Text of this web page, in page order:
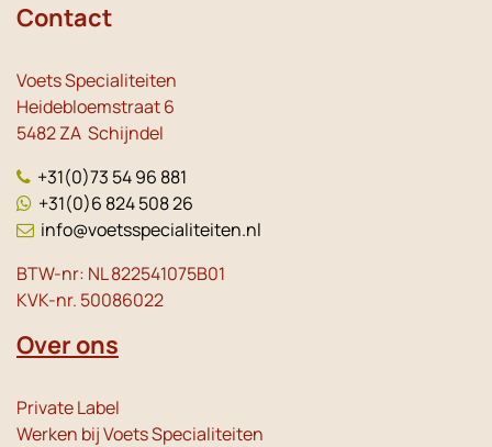
Contact
Voets Specialiteiten
Heidebloemstraat 6
5482 ZA Schijndel
+31(0)73 54 96 881
+31(0)6 824 508 26
info@voetsspecialiteiten.nl
BTW-nr: NL 822541075B01
KVK-nr. 50086022
Over ons
Private Label
Werken bij Voets Specialiteiten